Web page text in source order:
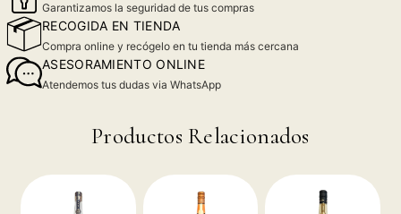
Garantizamos la seguridad de tus compras
RECOGIDA EN TIENDA
Compra online y recógelo en tu tienda más cercana
ASESORAMIENTO ONLINE
Atendemos tus dudas via WhatsApp
Productos Relacionados